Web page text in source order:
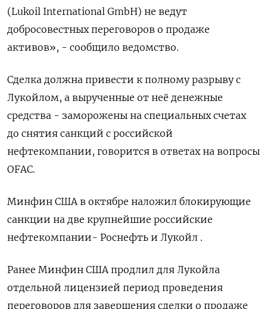
(Lukoil International GmbH) не ведут
добросовестных переговоров о продаже
активов», - сообщило ведомство.
Сделка должна привести к полному разрыву с
Лукойлом, а вырученные от неё денежные
средства - заморожены на специальных счетах
до снятия санкций с российской
нефтекомпании, говорится в ответах на вопросы
OFAC.
Минфин США в октябре наложил блокирующие
санкции на две крупнейшие российские
нефтекомпании- Роснефть и Лукойл .
Ранее Минфин США продлил для Лукойла
отдельной лицензией период проведения
переговоров для завершения сделки о продаже